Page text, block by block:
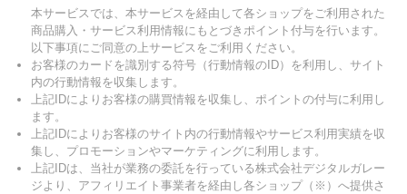
本サービスでは、本サービスを経由して各ショップをご利用された
商品購入・サービス利用情報にもとづきポイント付与を行います。
以下事項にご同意の上サービスをご利用ください。
お客様のカードを識別する符号（行動情報のID）を利用し、サイト
内の行動情報を収集します。
上記IDによりお客様の購買情報を収集し、ポイントの付与に利用し
ます。
上記IDによりお客様のサイト内の行動情報やサービス利用実績を収
集し、プロモーションやマーケティングに利用します。
上記IDは、当社が業務の委託を行っている株式会社デジタルガレー
ジより、アフィリエイト事業者を経由し各ショップ（※）へ提供さ